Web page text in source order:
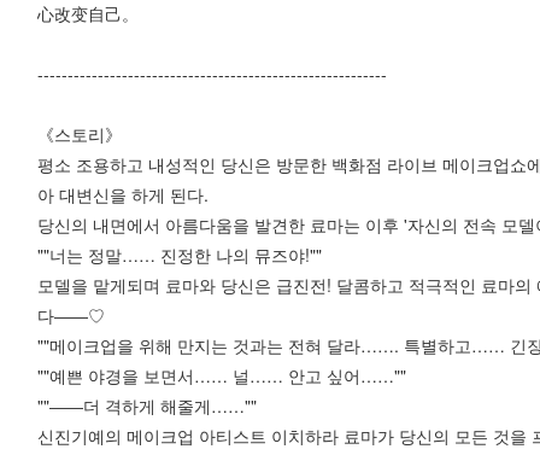
心改变自己。
----------------------------------------------------------
《스토리》
평소 조용하고 내성적인 당신은 방문한 백화점 라이브 메이크업쇼
아 대변신을 하게 된다.
당신의 내면에서 아름다움을 발견한 료마는 이후 '자신의 전속 모
""너는 정말…… 진정한 나의 뮤즈야!""
모델을 맡게되며 료마와 당신은 급진전! 달콤하고 적극적인 료마
다――♡
""메이크업을 위해 만지는 것과는 전혀 달라……. 특별하고…… 긴
""예쁜 야경을 보면서…… 널…… 안고 싶어……""
""――더 격하게 해줄게……""
신진기예의 메이크업 아티스트 이치하라 료마가 당신의 모든 것